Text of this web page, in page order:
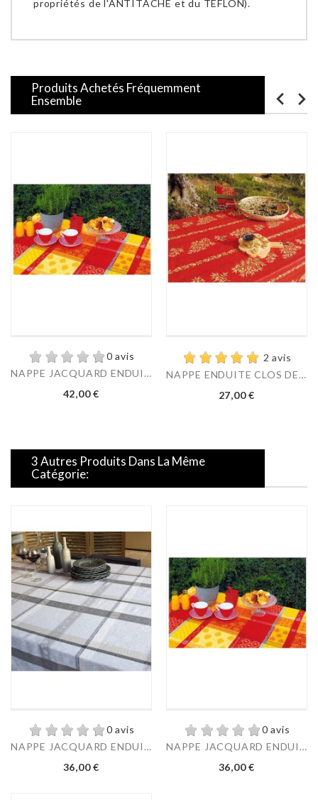
propriétés de l'ANTITACHE et du TEFLON).
Produits Achetés Fréquemment
Ensemble
0 avis
NAPPE JACQUARD ENDUIT...
Prix
42,00 €
2 avis
NAPPE ENDUITE CLOS DES...
Prix
27,00 €
3 Autres Produits Dans La Même
Catégorie:
0 avis
NAPPE JACQUARD ENDUIT...
Prix
36,00 €
0 avis
NAPPE JACQUARD ENDUIT...
Prix
36,00 €